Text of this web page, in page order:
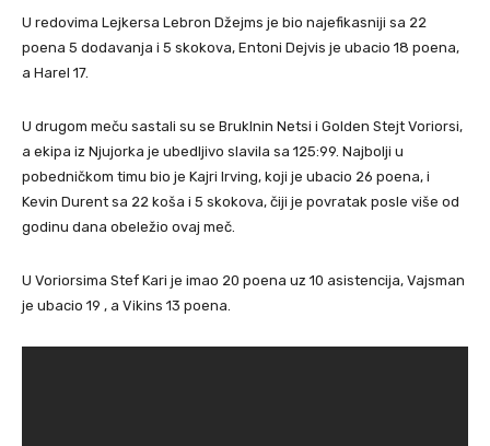
U redovima Lejkersa Lebron Džejms je bio najefikasniji sa 22
poena 5 dodavanja i 5 skokova, Entoni Dejvis je ubacio 18 poena,
a Harel 17.
U drugom meču sastali su se Bruklnin Netsi i Golden Stejt Voriorsi,
a ekipa iz Njujorka je ubedljivo slavila sa 125:99. Najbolji u
pobedničkom timu bio je Kajri Irving, koji je ubacio 26 poena, i
Kevin Durent sa 22 koša i 5 skokova, čiji je povratak posle više od
godinu dana obeležio ovaj meč.
U Voriorsima Stef Kari je imao 20 poena uz 10 asistencija, Vajsman
je ubacio 19 , a Vikins 13 poena.